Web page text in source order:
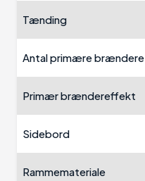
Tænding
Antal primære brændere
Primær brændereffekt
Sidebord
Rammemateriale